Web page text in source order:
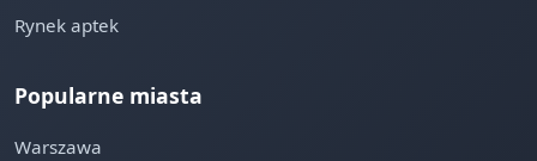
Rynek aptek
Popularne miasta
Warszawa